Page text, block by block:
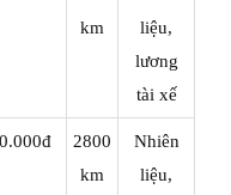
km
liệu,
lương
tài xế
2800
km
Nhiên
liệu,